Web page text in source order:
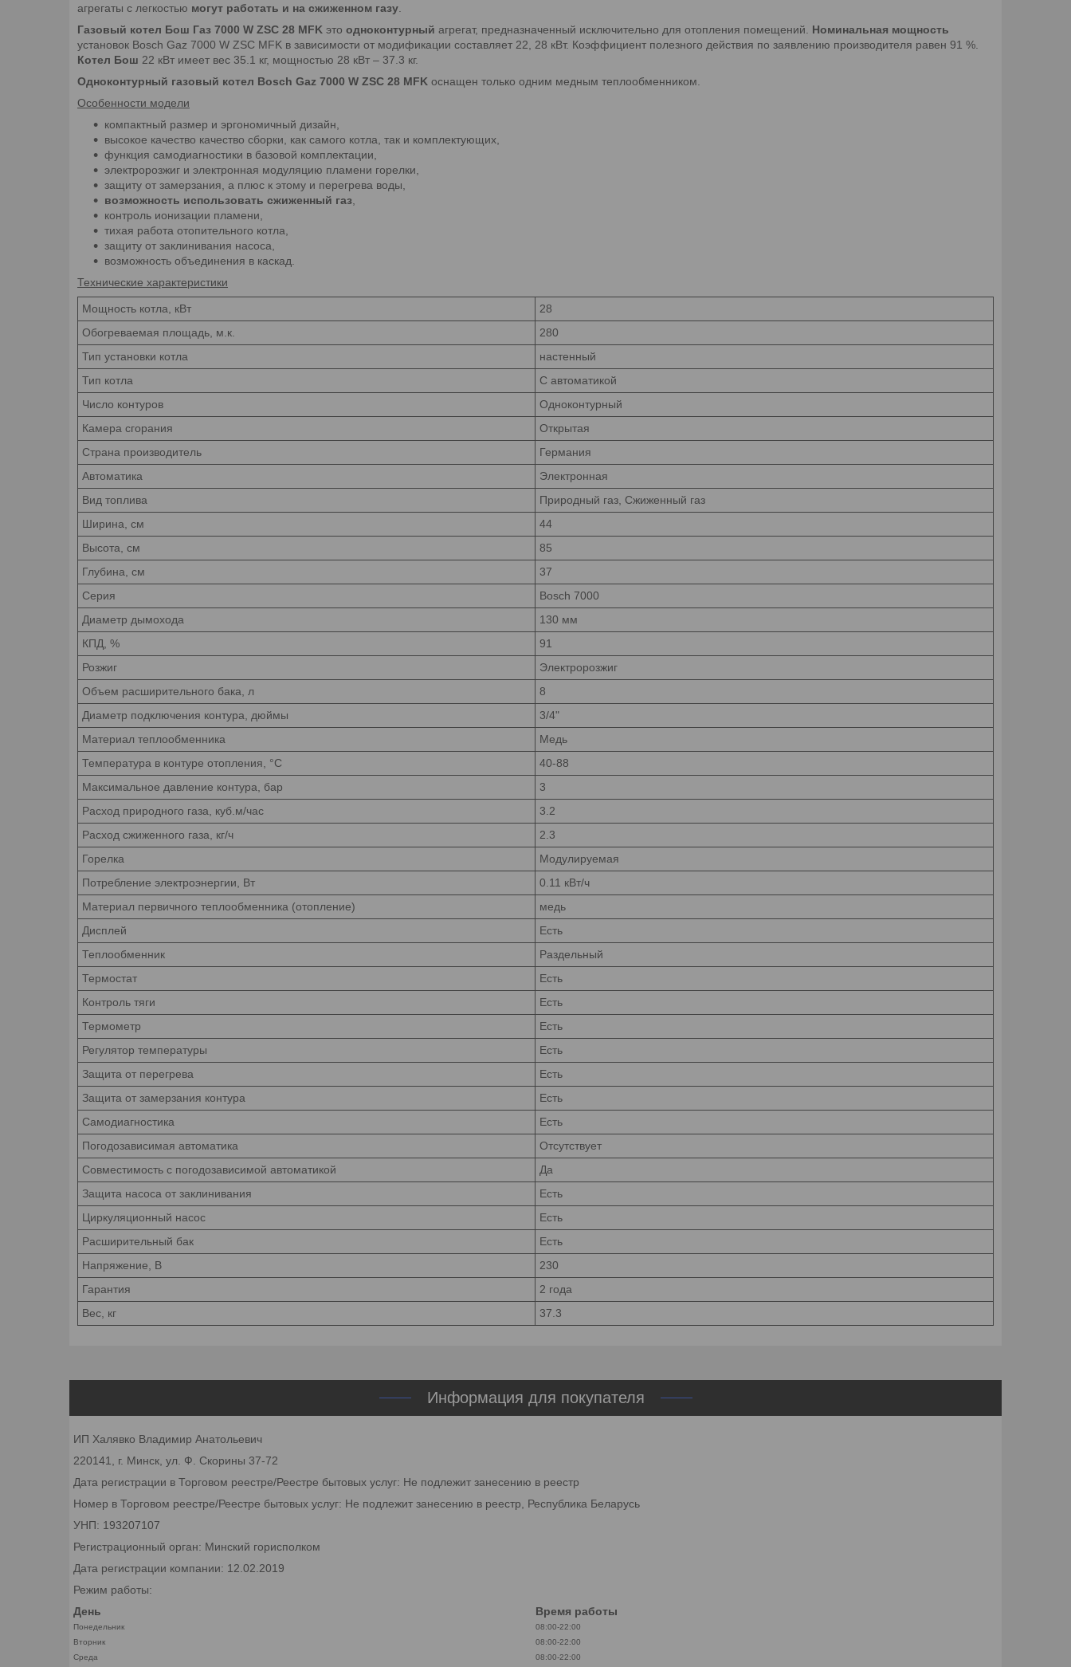
агрегаты с легкостью могут работать и на сжиженном газу
Газовый котел Бош Газ 7000 W ZSC 28 MFK это одноконтурный агрегат, предназначенный исключительно для отопления помещений. Номинальная мощность
установок Bosch Gaz 7000 W ZSC MFK в зависимости от модификации составляет 22, 28 кВт. Коэффициент полезного действия по заявлению производителя равен 91 %.
Котел Бош 22 кВт имеет вес 35.1 кг, мощностью 28 кВт – 37.3 кг.
Одноконтурный газовый котел Bosch Gaz 7000 W ZSC 28 MFK оснащен только одним медным теплообменником.
Особенности модели
компактный размер и эргономичный дизайн,
высокое качество качество сборки, как самого котла, так и комплектующих,
функция самодиагностики в базовой комплектации,
электророзжиг и электронная модуляцию пламени горелки,
защиту от замерзания, а плюс к этому и перегрева воды,
возможность использовать сжиженный газ
контроль ионизации пламени,
тихая работа отопительного котла,
защиту от заклинивания насоса,
возможность объединения в каскад.
Технические характеристики
Мощность котла, кВт
28
Обогреваемая площадь, м.к.
280
Тип установки котла
настенный
Тип котла
С автоматикой
Число контуров
Одноконтурный
Камера сгорания
Открытая
Страна производитель
Германия
Автоматика
Электронная
Вид топлива
Природный газ, Сжиженный газ
Ширина, см
44
Высота, см
85
Глубина, см
37
Серия
Bosch 7000
Диаметр дымохода
130 мм
КПД, %
91
Розжиг
Электророзжиг
Объем расширительного бака, л
8
Диаметр подключения контура, дюймы
3/4"
Материал теплообменника
Медь
Температура в контуре отопления, °C
40-88
Максимальное давление контура, бар
3
Расход природного газа, куб.м/час
3.2
Расход сжиженного газа, кг/ч
2.3
Горелка
Модулируемая
Потребление электроэнергии, Вт
0.11 кВт/ч
Материал первичного теплообменника (отопление)
медь
Дисплей
Есть
Теплообменник
Раздельный
Термостат
Есть
Контроль тяги
Есть
Термометр
Есть
Регулятор температуры
Есть
Защита от перегрева
Есть
Защита от замерзания контура
Есть
Самодиагностика
Есть
Погодозависимая автоматика
Отсутствует
Совместимость с погодозависимой автоматикой
Да
Защита насоса от заклинивания
Есть
Циркуляционный насос
Есть
Расширительный бак
Есть
Напряжение, В
230
Гарантия
2 года
Вес, кг
37.3
Информация для покупателя
ИП Халявко Владимир Анатольевич
220141, г. Минск, ул. Ф. Скорины 37-72
Дата регистрации в Торговом реестре/Реестре бытовых услуг: Не подлежит занесению в реестр
Номер в Торговом реестре/Реестре бытовых услуг: Не подлежит занесению в реестр, Республика Беларусь
УНП: 193207107
Регистрационный орган: Минский горисполком
Дата регистрации компании: 12.02.2019
Режим работы:
День
Время работы
Понедельник
08:00-22:00
Вторник
08:00-22:00
Среда
08:00-22:00